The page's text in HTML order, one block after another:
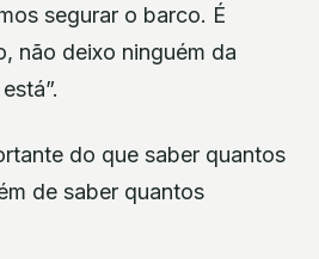
segurar o barco. É
não deixo ninguém da
do que saber quantos
de saber quantos